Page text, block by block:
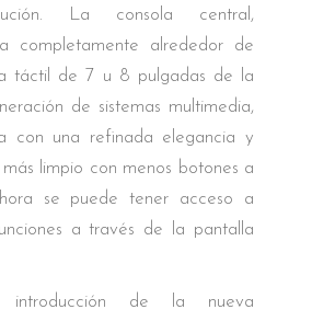
La consola central,
completamente alrededor de
táctil de 7 u 8 pulgadas de la
de sistemas multimedia,
con una refinada elegancia y
más limpio con menos botones a
se puede tener acceso a
a través de la pantalla
introducción de la nueva